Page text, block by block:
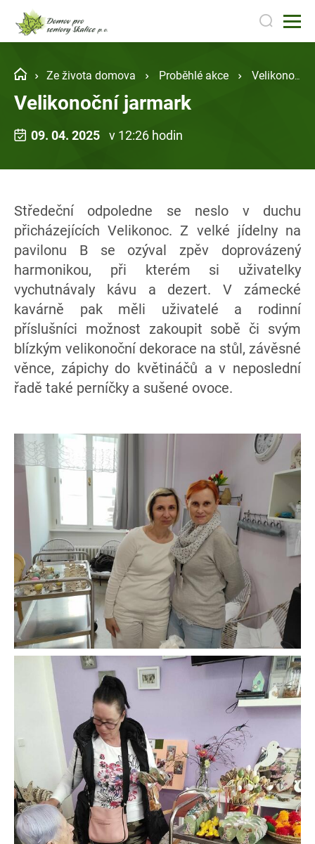
Ze života domova Proběhlé akce Velikonoční jarmark
Velikonoční jarmark
09. 04. 2025 v 12:26 hodin
Středeční odpoledne se neslo v duchu
přicházejících Velikonoc. Z velké jídelny na
pavilonu B se ozýval zpěv doprovázený
harmonikou, při kterém si uživatelky
vychutnávaly kávu a dezert. V zámecké
kavárně pak měli uživatelé a rodinní
příslušníci možnost zakoupit sobě či svým
blízkým velikonoční dekorace na stůl, závěsné
věnce, zápichy do květináčů a v neposlední
řadě také perníčky a sušené ovoce.